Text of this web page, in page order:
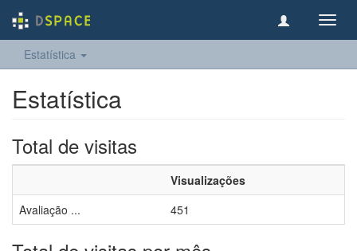
Estatística
Estatística
Total de visitas
Visualizações
Avaliação ...
451